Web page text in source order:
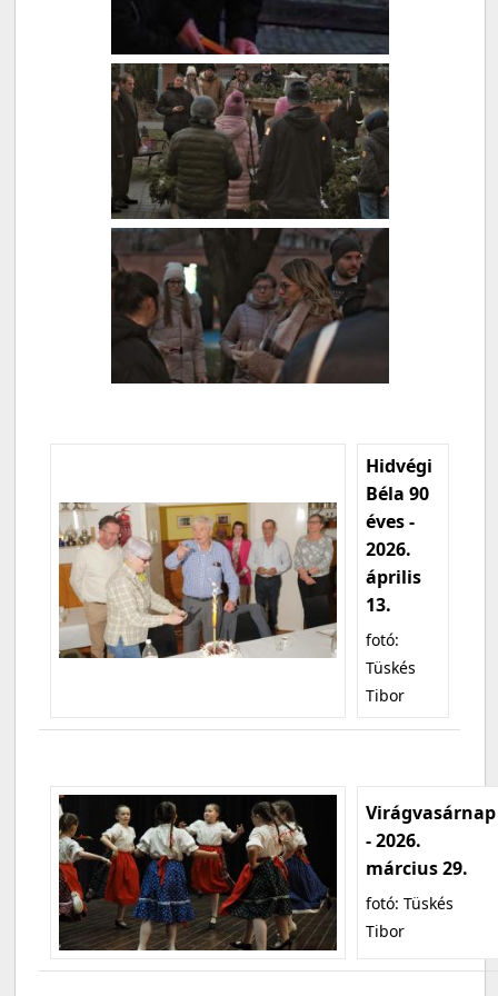
Hidvégi
Béla 90
éves -
2026.
április
13.
fotó:
Tüskés
Tibor
Virágvasárnap
- 2026.
március 29.
fotó: Tüskés
Tibor